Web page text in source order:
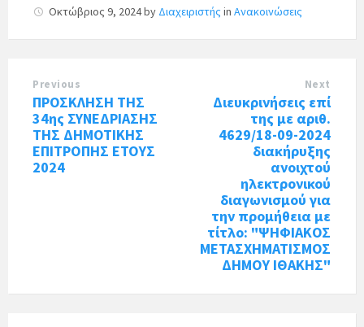
Οκτώβριος 9, 2024by Διαχειριστής in Ανακοινώσεις
Previous
ΠΡΟΣΚΛΗΣΗ ΤΗΣ
34ης ΣΥΝΕΔΡΙΑΣΗΣ
ΤΗΣ ΔΗΜΟΤΙΚΗΣ
ΕΠΙΤΡΟΠΗΣ ΕΤΟΥΣ
2024
Next
Διευκρινήσεις επί
της με αριθ.
4629/18-09-2024
διακήρυξης
ανοιχτού
ηλεκτρονικού
διαγωνισμού για
την προμήθεια με
τίτλο: "ΨΗΦΙΑΚΟΣ
ΜΕΤΑΣΧΗΜΑΤΙΣΜΟΣ
ΔΗΜΟΥ ΙΘΑΚΗΣ"